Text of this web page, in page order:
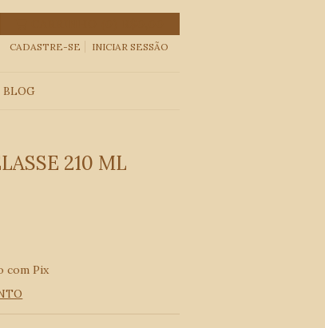
CADASTRE-SE INICIAR SESSÃO
BLOG
210 ML
com Pix